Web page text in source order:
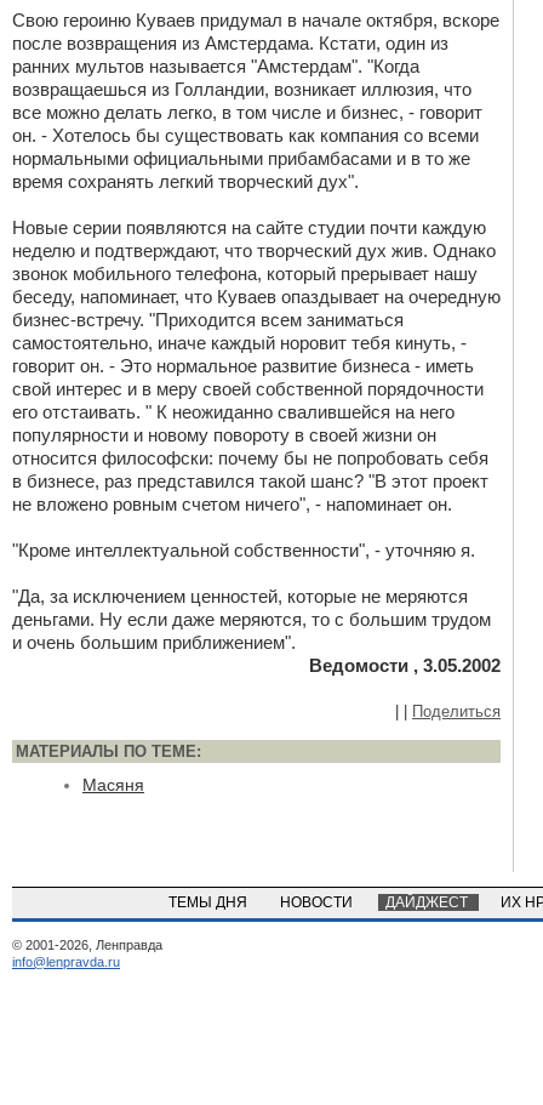
Свою героиню Куваев придумал в начале октября, вскоре
после возвращения из Амстердама. Кстати, один из
ранних мультов называется "Амстердам". "Когда
возвращаешься из Голландии, возникает иллюзия, что
все можно делать легко, в том числе и бизнес, - говорит
он. - Хотелось бы существовать как компания со всеми
нормальными официальными прибамбасами и в то же
время сохранять легкий творческий дух".
Новые серии появляются на сайте студии почти каждую
неделю и подтверждают, что творческий дух жив. Однако
звонок мобильного телефона, который прерывает нашу
беседу, напоминает, что Куваев опаздывает на очередную
бизнес-встречу. "Приходится всем заниматься
самостоятельно, иначе каждый норовит тебя кинуть, -
говорит он. - Это нормальное развитие бизнеса - иметь
свой интерес и в меру своей собственной порядочности
его отстаивать. " К неожиданно свалившейся на него
популярности и новому повороту в своей жизни он
относится философски: почему бы не попробовать себя
в бизнесе, раз представился такой шанс? "В этот проект
не вложено ровным счетом ничего", - напоминает он.
"Кроме интеллектуальной собственности", - уточняю я.
"Да, за исключением ценностей, которые не меряются
деньгами. Ну если даже меряются, то с большим трудом
и очень большим приближением".
Ведомости , 3.05.2002
Поделиться
МАТЕРИАЛЫ ПО ТЕМЕ:
Масяня
ТЕМЫ ДНЯ НОВОСТИ ДАЙДЖЕСТ ИХ
© 2001-2026, Ленправда
info@lenpravda.ru